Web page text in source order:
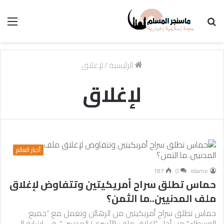
الرئيسية/لإغلاق
لإغلاق
أخبار العالم
islamic
0
187
حماس تطلق سراح أمريكيتين وتتفاوض لإغلاق
ملف المدنيين..ما الثمن؟
حماس تطلق سراح أمريكيتين من الرهائن وتعمل مع “جميع